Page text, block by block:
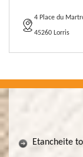
4 Place du
45260 Lorris
Etancheite